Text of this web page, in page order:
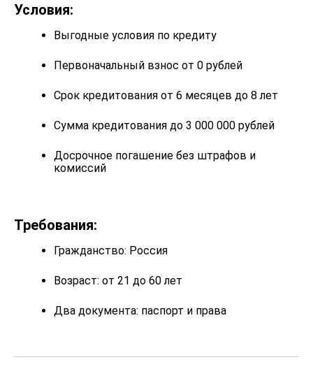
Условия:
Выгодные условия по кредиту
Первоначальный взнос от 0 рублей
Срок кредитования от 6 месяцев до 8 лет
Сумма кредитования до 3 000 000 рублей
Досрочное погашение без штрафов и
комиссий
Требования:
Гражданство: Россия
Возраст: от 21 до 60 лет
Два документа: паспорт и права